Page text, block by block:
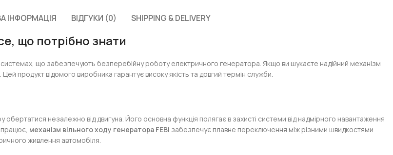
ІНФОРМАЦІЯ ВІДГУКИ (0) SHIPPING & DELIVERY
що потрібно знати
що забезпечують безперебійну роботу електричного генератора. Якщо ви шукаєте надійний механізм
. Цей продукт відомого виробника гарантує високу якість та довгий термін служби.
незалежно від двигуна. Його основна функція полягає в захисті системи від надмірного навантаження
працює, механізм вільного ходу генератора FEBI забезпечує плавне переключення між різними швидкостями
живлення автомобіля.